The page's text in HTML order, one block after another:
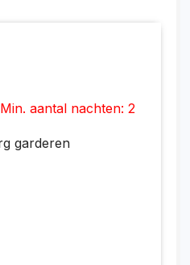
Min. aantal nachten: 2